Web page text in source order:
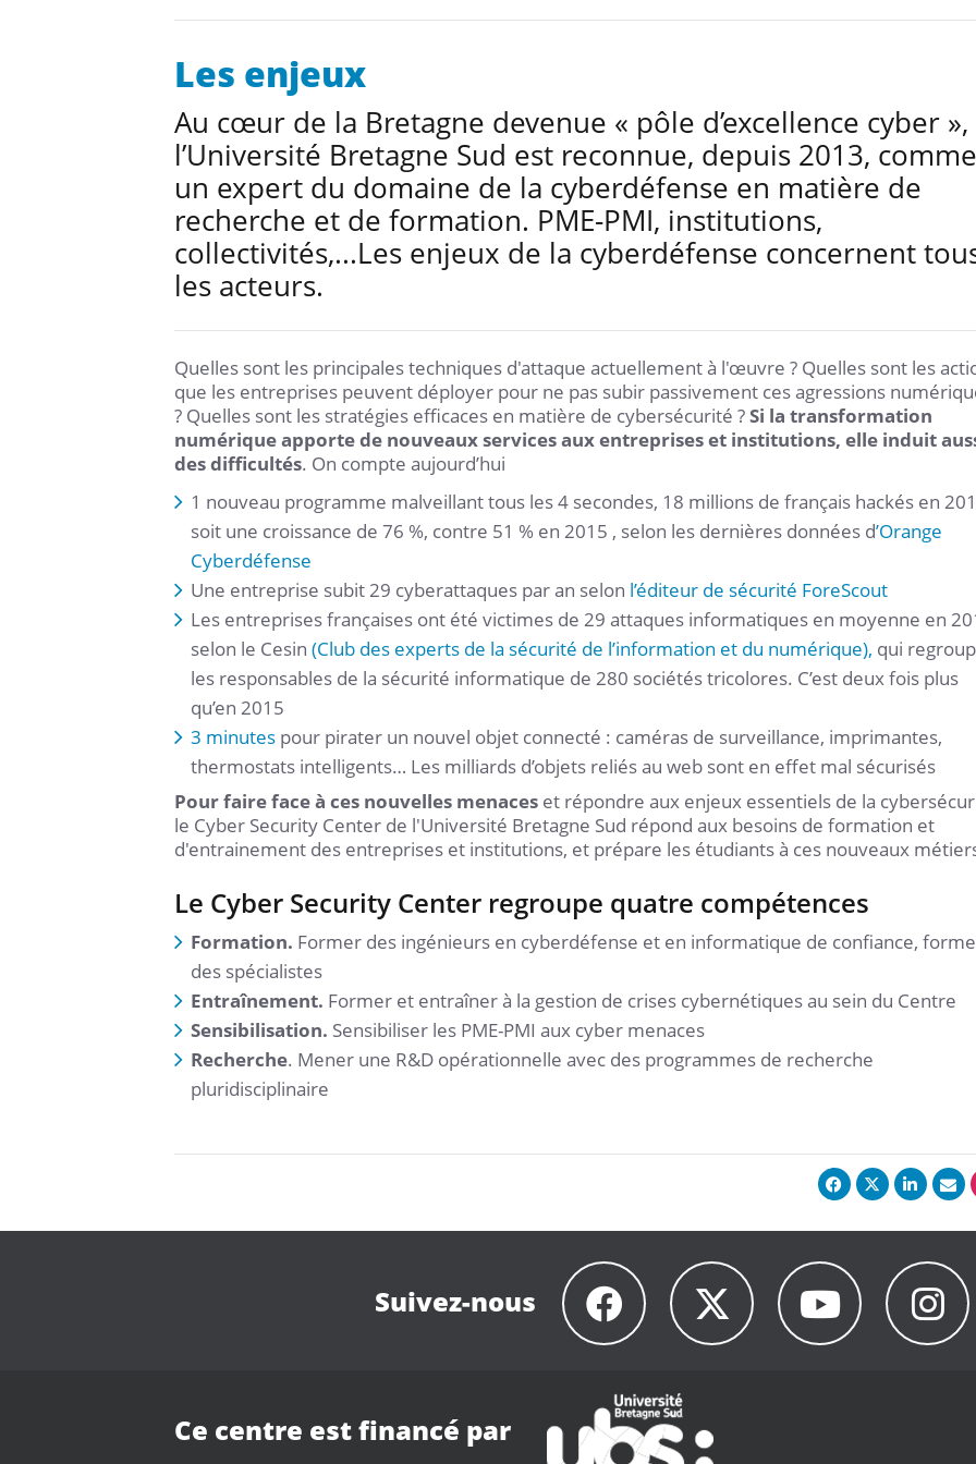
Les enjeux
Au cœur de la Bretagne devenue « pôle d’excellence cyber »,
l’Université Bretagne Sud est reconnue, depuis 2013, comme
un expert du domaine de la cyberdéfense en matière de
recherche et de formation. PME-PMI, institutions,
collectivités,...Les enjeux de la cyberdéfense concernent
les acteurs.
Quelles sont les principales techniques d'attaque actuellement à l'œuvre ? Quelles sont les
que les entreprises peuvent déployer pour ne pas subir passivement ces agressions
? Quelles sont les stratégies efficaces en matière de cybersécurité ?Si la transformation
numérique apporte de nouveaux services aux entreprises et institutions, elle induit
des difficultés. On compte aujourd’hui
1 nouveau programme malveillant tous les 4 secondes, 18 millions de français hackés en
soit une croissance de 76 %, contre 51 % en 2015 , selon les dernières données d’Orange
Cyberdéfense
Une entreprise subit 29 cyberattaques par an selon l’éditeur de sécurité ForeScout
Les entreprises françaises ont été victimes de 29 attaques informatiques en moyenne en
selon le Cesin (Club des experts de la sécurité de l’information et du numérique), qui
les responsables de la sécurité informatique de 280 sociétés tricolores. C’est deux fois plus
qu’en 2015
3 minutes pour pirater un nouvel objet connecté : caméras de surveillance, imprimantes,
thermostats intelligents… Les milliards d’objets reliés au web sont en effet mal sécurisés
Pour faire face à ces nouvelles menaces et répondre aux enjeux essentiels de la
le Cyber Security Center de l'Université Bretagne Sud répond aux besoins de formation et
d'entrainement des entreprises et institutions, et prépare les étudiants à ces nouveaux
Le Cyber Security Center regroupe quatre compétences
Formation. Former des ingénieurs en cyberdéfense et en informatique de confiance,
des spécialistes
Entraînement. Former et entraîner à la gestion de crises cybernétiques au sein du Centre
Sensibilisation. Sensibiliser les PME-PMI aux cyber menaces
Recherche. Mener une R&D opérationnelle avec des programmes de recherche
pluridisciplinaire
Suivez-nous
Ce centre est financé par